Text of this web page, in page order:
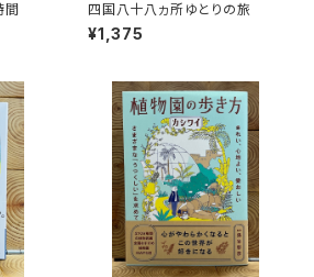
間 四国八十八ヵ所ゆとりの旅
¥1,375